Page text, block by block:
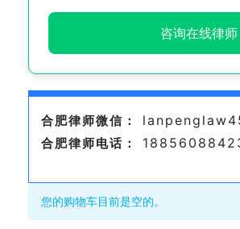
咨询在线律师
合肥律师微信：
合肥律师电话： 18856088423
您的购物车目前是空的。